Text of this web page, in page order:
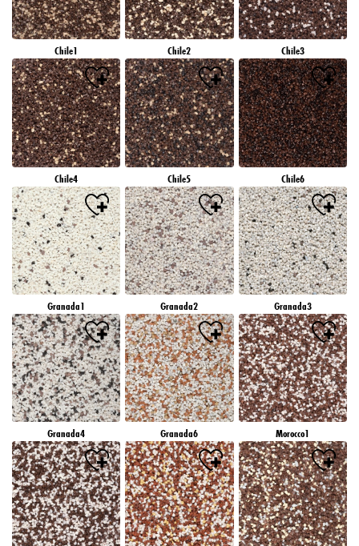
Chile1 Chile2 Chile3
Chile4 Chile5 Chile6
Granada1 Granada2 Granada3
Granada4 Granada6 Morocco1